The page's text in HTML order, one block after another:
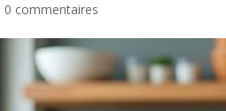
0 commentaires